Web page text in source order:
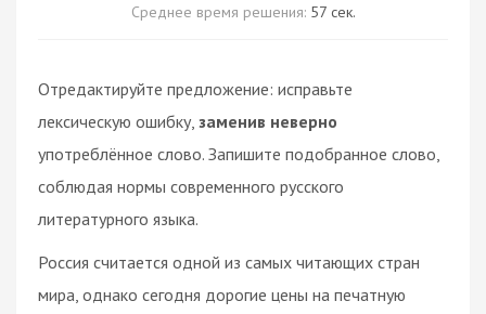
Среднее время решения: 57 сек.
Отредактируйте предложение: исправьте
лексическую ошибку, заменив неверно
употреблённое слово. Запишите подобранное слово,
соблюдая нормы современного русского
литературного языка.
Россия считается одной из самых читающих стран
мира, однако сегодня дорогие цены на печатную